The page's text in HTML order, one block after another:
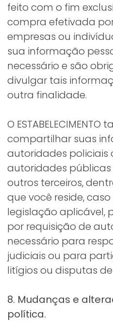
feito com o fim
compra efetivada por
empresas ou
sua informação
necessário e são
divulgar tais
outra finalidade.
O
compartilhar suas
autoridades policiais
autoridades
outros terceiros,
que você reside,
legislação aplicável,
por requisição de
necessário para
judiciais ou para
litígios ou disputas
8. Mudanças e
política.